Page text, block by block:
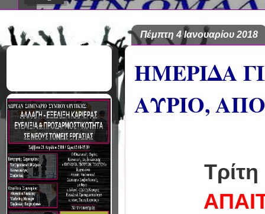
Πέμπτη 4 Ιανουαρίου 2018
HMEΡΙΔΑ
ΑΥΡΙΟ, ΑΠΟ